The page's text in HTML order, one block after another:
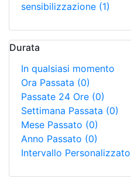
sensibilizzazione (1)
Durata
In qualsiasi momento
Ora Passata (0)
Passate 24 Ore (0)
Settimana Passata (0)
Mese Passato (0)
Anno Passato (0)
Intervallo